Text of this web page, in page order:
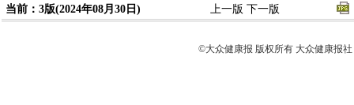
当前：3版(2024年08月30日) 上一版 下一版